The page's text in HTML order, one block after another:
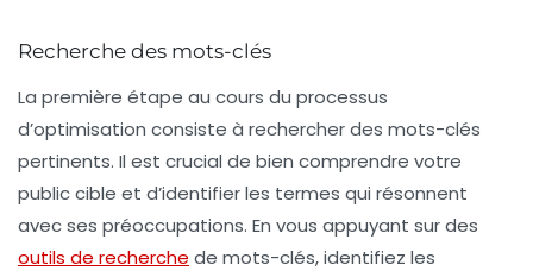
Recherche des mots-clés
La première étape au cours du processus
d’optimisation consiste à rechercher des mots-clés
pertinents. Il est crucial de bien comprendre votre
public cible et d’identifier les termes qui résonnent
avec ses préoccupations. En vous appuyant sur des
outils de recherche de mots-clés, identifiez les